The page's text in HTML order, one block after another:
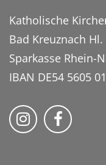
Katholische
Bad Kreuznach Hl.
Sparkasse Rhein-
IBAN DE54 5605
Bistum Trier